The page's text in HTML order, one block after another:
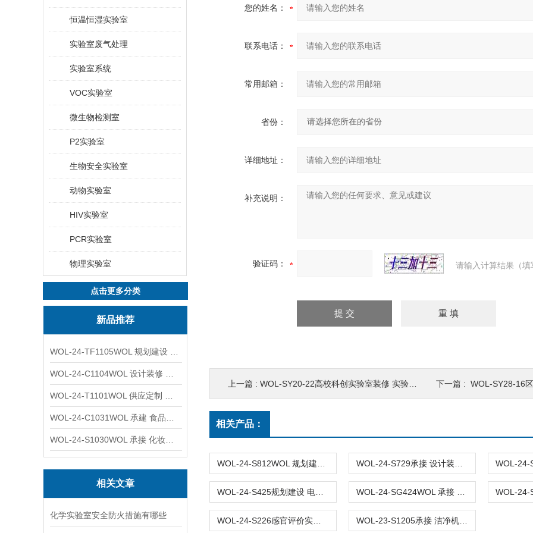
恒温恒湿实验室
实验室废气处理
实验室系统
VOC实验室
微生物检测室
P2实验室
生物安全实验室
动物实验室
HIV实验室
PCR实验室
物理实验室
点击更多分类
新品推荐
相关文章
化学实验室安全防火措施有哪些
您的姓名：
联系电话：
常用邮箱：
省份：
详细地址：
补充说明：
验证码： 请输入计算结果（
上一篇 : WOL-SY20-22高校科创实验室装修 实验室仪器设备 下一篇 : WOL-SY28-16区域性
相关产品：